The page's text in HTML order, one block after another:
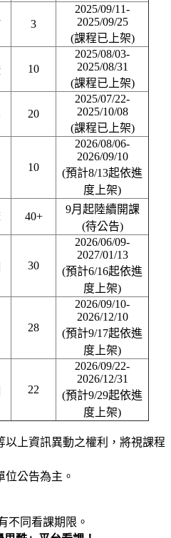
3
2025/09/11-
2025/09/25
(課程已上架)
10
2025/08/03-
2025/08/31
(課程已上架)
20
2025/07/22-
2025/10/08
(課程已上架)
10
2026/08/06-
2026/09/10
(預計8/13起依進
度上架)
40+
9月起陸續開課
(待公告)
30
2026/06/09-
2027/01/13
(預計6/16起依進
度上架)
28
2026/09/10-
2026/12/10
(預計9/17起依進
度上架)
22
2026/09/22-
2026/12/31
(預計9/29起依進
度上架)
上資訊異動之權利，將視課程
公告為主。
不同看課期限。